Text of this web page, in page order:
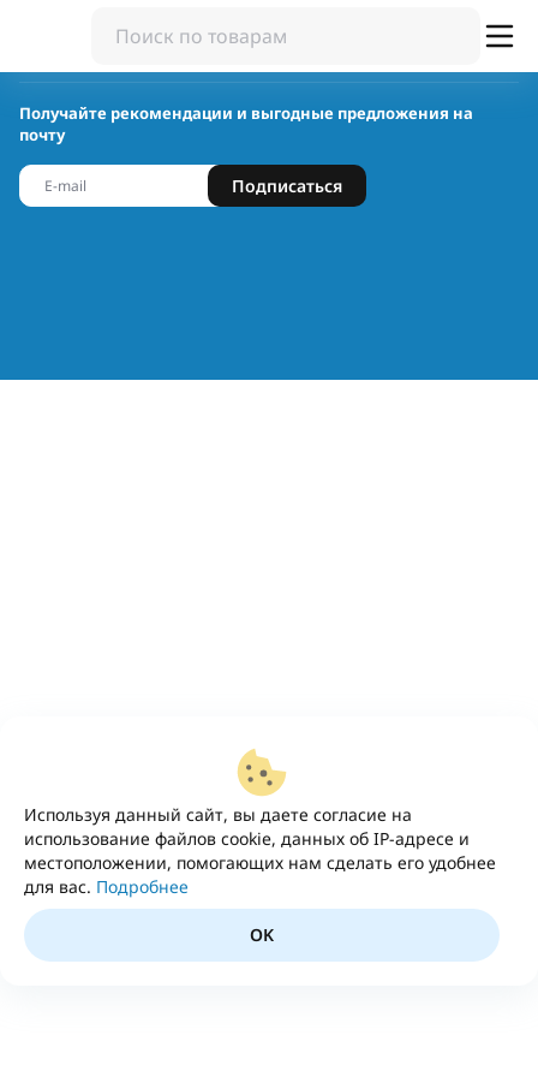
Используя данный сайт, вы даете согласие на
использование файлов cookie, данных об IP-адресе и
местоположении, помогающих нам сделать его удобнее
для вас. Подробнее
OK
Получайте рекомендации и выгодные предложения на
почту
Подписаться